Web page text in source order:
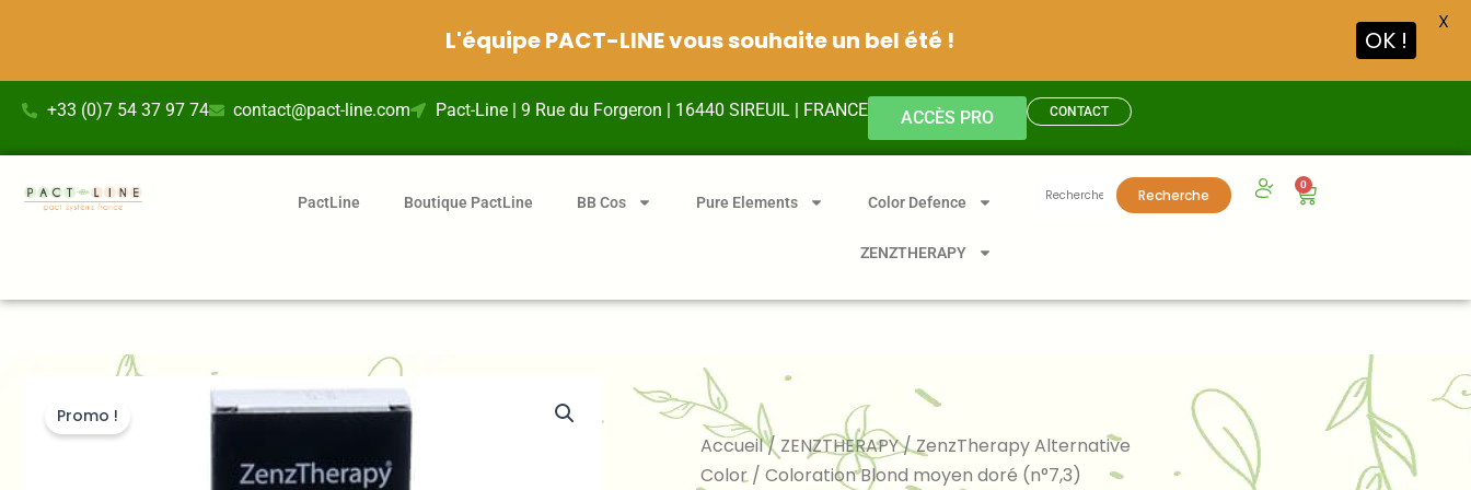
contenu
+33 (0)7 54 37 97 74 contact@pact-line.com Pact-Line | 9 Rue du Forgeron | 16440 SIREUIL | FRANCE ACCÈS PRO CONTACT
PactLine Boutique PactLine BB Cos Pure Elements Color Defence
ZENZTHERAPY
Recherche
Recherche
0
Panier
Promo !
Accueil/ZENZTHERAPY/ZenzTherapy Alternative
Color/ Coloration Blond moyen doré (n°7,3)
L'équipe PACT-LINE vous souhaite un bel été ! OK !
X